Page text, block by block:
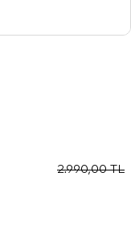
2.990,00TL